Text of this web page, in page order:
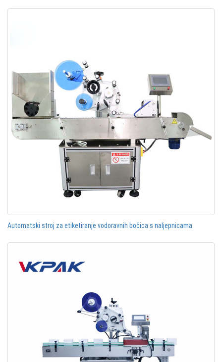
Automatski stroj za etiketiranje vodoravnih bočica s naljepnicama